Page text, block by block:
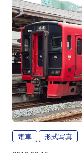
電車 形式写真